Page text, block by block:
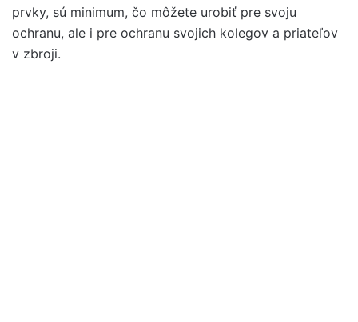
prvky, sú minimum, čo môžete urobiť pre svoju
ochranu, ale i pre ochranu svojich kolegov a priateľov
v zbroji.